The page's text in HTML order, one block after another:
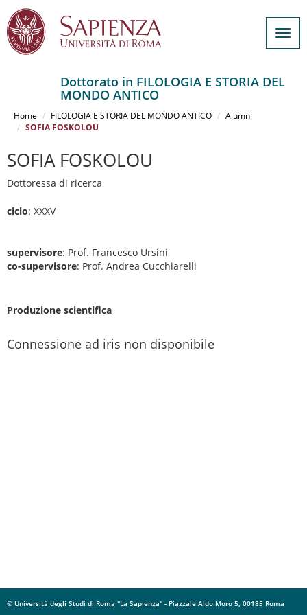
contenuto
Dottorato in FILOLOGIA E STORIA DEL
MONDO ANTICO
Home FILOLOGIA E STORIA DEL MONDO ANTICO
Alumni
SOFIA FOSKOLOU
SOFIA FOSKOLOU
Dottoressa di ricerca
ciclo: XXXV
supervisore: Prof. Francesco Ursini
co-supervisore: Prof. Andrea Cucchiarelli
Produzione scientifica
Connessione ad iris non disponibile
© Università degli Studi di Roma "La Sapienza" - Piazzale Aldo Moro 5, 00185 Roma